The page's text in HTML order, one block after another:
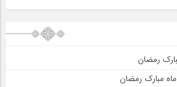
رمضان
مبارک رمضان